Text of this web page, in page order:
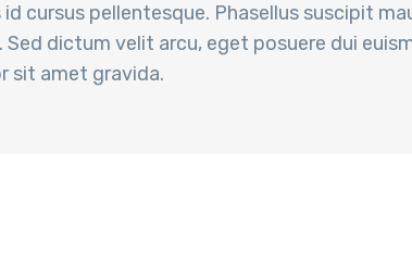
cursus pellentesque. Phasellus suscipit
dictum velit arcu, eget posuere dui
sit amet gravida.